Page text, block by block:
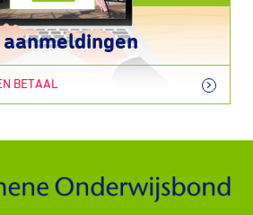
BETAAL